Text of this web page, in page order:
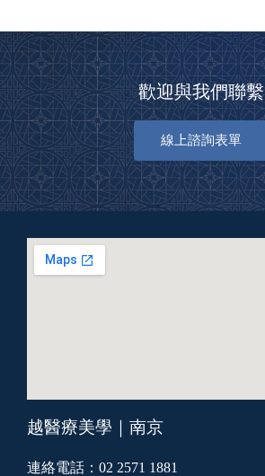
歡迎與我們聯繫
線上諮詢表單
越醫療美學｜南京
連絡電話：02 2571 1881